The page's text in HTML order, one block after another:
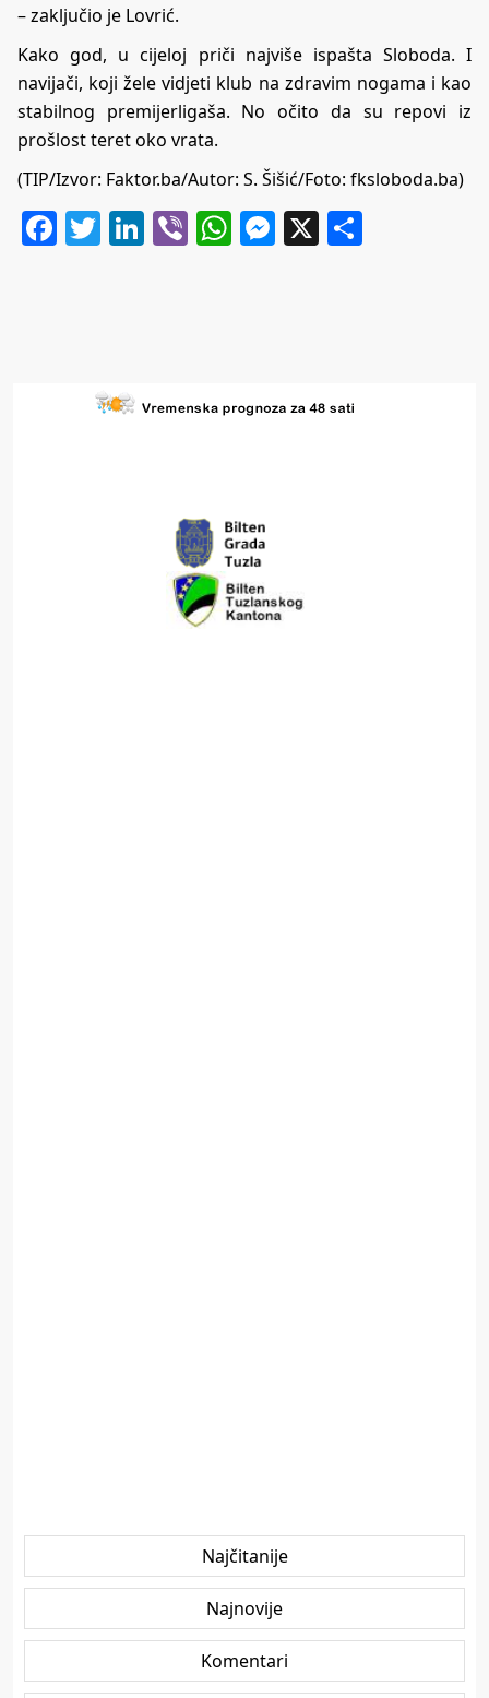
– zaključio je Lovrić.
Kako god, u cijeloj priči najviše ispašta Sloboda. I
navijači, koji žele vidjeti klub na zdravim nogama i kao
stabilnog premijerligaša. No očito da su repovi iz
prošlost teret oko vrata.
(TIP/Izvor: Faktor.ba/Autor: S. Šišić/Foto: fksloboda.ba)
Facebook
Twitter
LinkedIn
ViberWhatsApp
Messenger
X
Najčitanije
Najnovije
Komentari